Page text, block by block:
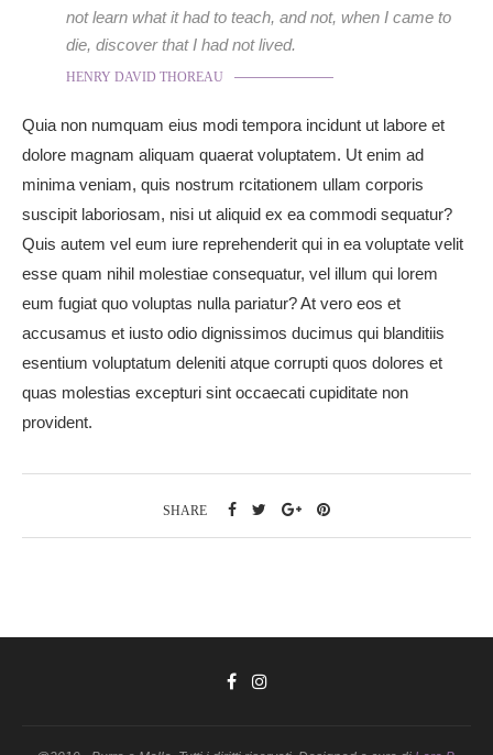
not learn what it had to teach, and not, when I came to
die, discover that I had not lived.
HENRY DAVID THOREAU
Quia non numquam eius modi tempora incidunt ut labore et
dolore magnam aliquam quaerat voluptatem. Ut enim ad
minima veniam, quis nostrum rcitationem ullam corporis
suscipit laboriosam, nisi ut aliquid ex ea commodi sequatur?
Quis autem vel eum iure reprehenderit qui in ea voluptate velit
esse quam nihil molestiae consequatur, vel illum qui lorem
eum fugiat quo voluptas nulla pariatur? At vero eos et
accusamus et iusto odio dignissimos ducimus qui blanditiis
esentium voluptatum deleniti atque corrupti quos dolores et
quas molestias excepturi sint occaecati cupiditate non
provident.
SHARE